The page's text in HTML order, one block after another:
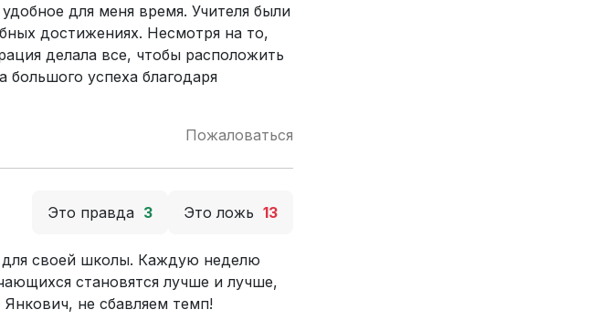
для меня время. Учителя были
достижениях. Несмотря на то,
делала все, чтобы расположить
успеха благодаря
Пожаловаться
Это правда 3 Это ложь 13
для своей школы. Каждую неделю
становятся лучше и лучше,
не сбавляем темп!